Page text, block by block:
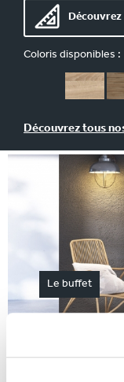
Découvrez
Coloris disponibles :
Découvrez tous
Le buffet